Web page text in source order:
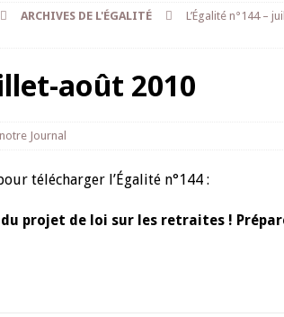
ARCHIVES DE L'ÉGALITÉ
L’Égalité n°144 –
août 2010
Journal
télécharger l’Égalité n°144 :
projet de loi sur les retraites !